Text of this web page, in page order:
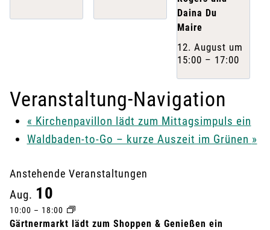
Daina Du
Maire
12. August um
15:00 – 17:00
Veranstaltung-Navigation
« Kirchenpavillon lädt zum Mittagsimpuls ein
Waldbaden-to-Go – kurze Auszeit im Grünen »
Anstehende Veranstaltungen
Aug. 10
10:00 – 18:00
Gärtnermarkt lädt zum Shoppen & Genießen ein